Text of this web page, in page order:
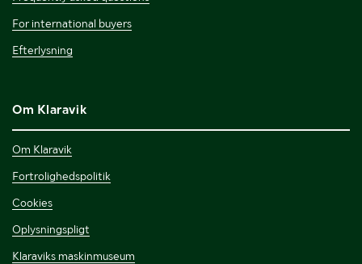
For international buyers
Efterlysning
Om Klaravik
Om Klaravik
Fortrolighedspolitik
Cookies
Oplysningspligt
Klaraviks maskinmuseum